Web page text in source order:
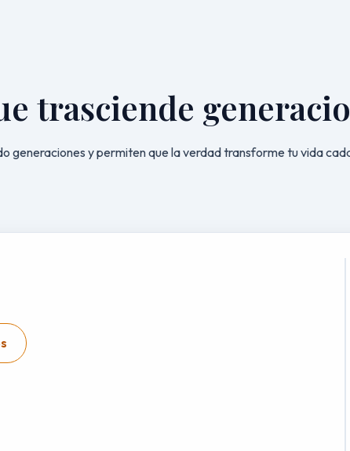
trasciende
generaciones y permiten que la verdad transforme tu vida